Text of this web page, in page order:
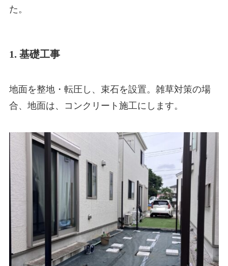
た。
1. 基礎工事
地面を整地・転圧し、束石を設置。雑草対策の場
合、地面は、コンクリート施工にします。